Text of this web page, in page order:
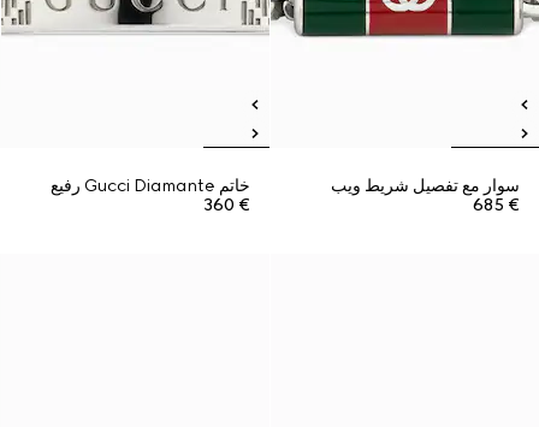
سوار مع تفصيل شريط ويب
€ 685
خاتم Gucci Diamante رفيع
€ 360